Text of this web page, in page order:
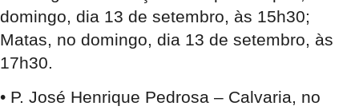
domingo, dia 13 de setembro, às 15h30;
Matas, no domingo, dia 13 de setembro, às
17h30.
• P. José Henrique Pedrosa – Calvaria, no